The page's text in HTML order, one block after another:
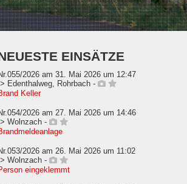
NEUESTE EINSÄTZE
Nr.055/2026 am 31. Mai 2026 um 12:47
-> Edenthalweg, Rohrbach -
Brand Keller
Nr.054/2026 am 27. Mai 2026 um 14:46
-> Wolnzach -
Brandmeldeanlage
Nr.053/2026 am 26. Mai 2026 um 11:02
-> Wolnzach -
Person eingeklemmt